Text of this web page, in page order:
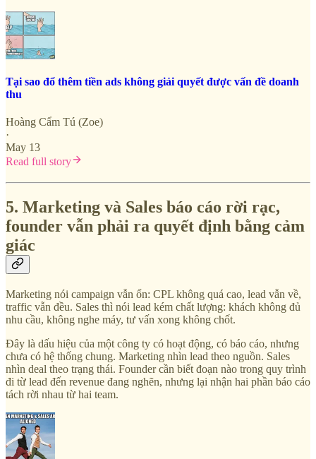
Tại sao đổ thêm tiền ads không giải quyết được vấn đề doanh
thu
Hoàng Cẩm Tú (Zoe)
·
May 13
Read full story
5. Marketing và Sales báo cáo rời rạc,
founder vẫn phải ra quyết định bằng cảm
giác
Marketing nói campaign vẫn ổn: CPL không quá cao, lead vẫn về,
traffic vẫn đều. Sales thì nói lead kém chất lượng: khách không đủ
nhu cầu, không nghe máy, tư vấn xong không chốt.
Đây là dấu hiệu của một công ty có hoạt động, có báo cáo, nhưng
chưa có hệ thống chung. Marketing nhìn lead theo nguồn. Sales
nhìn deal theo trạng thái. Founder cần biết đoạn nào trong quy trình
đi từ lead đến revenue đang nghẽn, nhưng lại nhận hai phần báo cáo
tách rời nhau từ hai team.